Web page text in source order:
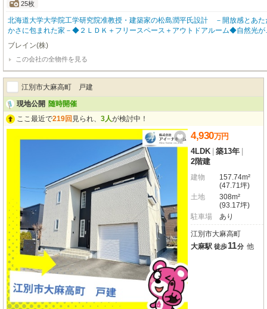
25枚
北海道大学大学院工学研究院准教授・建築家の松島潤平氏設計 －開放感とあた
かさに包まれた家－◆２ＬＤＫ＋フリースペース＋アウトドアルーム◆自然光が
注ぐ開放的な吹き抜けリビング◆自宅で”ととのう”プライベートサウナ◆坪庭ス
スはサウナ後の外気浴にもぴったり◆ＢＢＱやくつろぎの時間を楽しめるテラ
み込みカーポートで雪の日も安心◆内装は木の質感を生かしたロッジスタイル◆
等級６・耐震等級３取得・長期優良住宅◆スーパー徒歩３分、近隣にその他生活
利施設も充実◆小中学校まで徒歩１５分圏内
ブレイン(株)
この会社の全物件を見る
江別市大麻高町 戸建
現地公開 随時開催
ここ最近で219回 見られ、 3人が検討中！
4,930万円
4LDK 築13年
2階建
建物
157.74m²
(47.71坪)
土地
308m²
(93.17坪)
駐車場
あり
江別市大麻高町
大麻駅 徒歩11分 他